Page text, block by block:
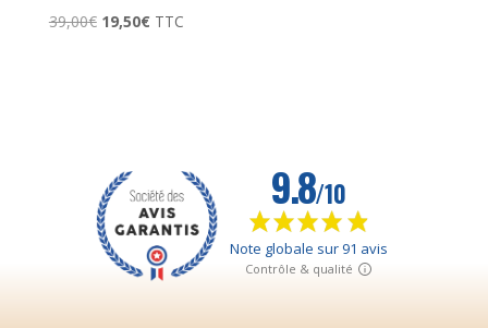
39,00€ Le
19,50€LeTTC